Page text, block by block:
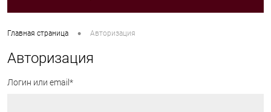
Главная страница • Авторизация
Авторизация
Логин или email*